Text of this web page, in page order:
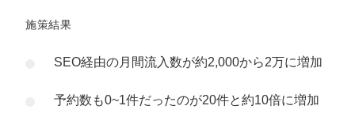
施策結果
SEO経由の月間流入数が約2,000から2万に増加
予約数も0~1件だったのが20件と約10倍に増加